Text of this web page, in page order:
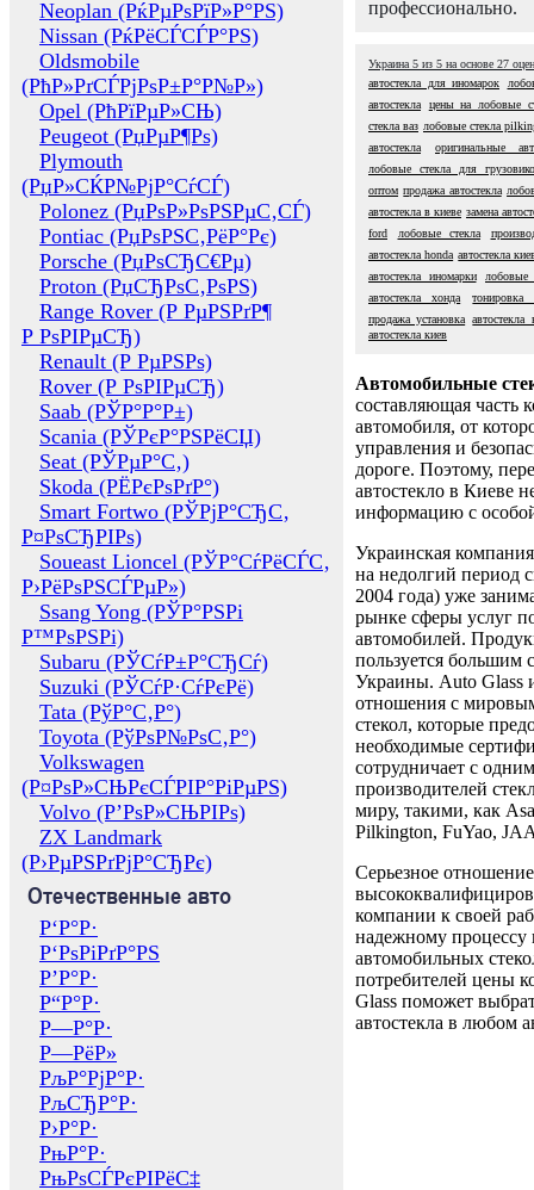
Neoplan (РќРµРѕРїР»Р°РЅ)
Nissan (РќРёСЃСЃР°РЅ)
Oldsmobile
(РћР»РґСЃРјРѕР±Р°Р№Р»)
Opel (РћРїРµР»СЊ)
Peugeot (РџРµР¶Рѕ)
Plymouth
(РџР»СЌР№РјР°СѓСЃ)
Polonez (РџРѕР»РѕРЅРµС‚СЃ)
Pontiac (РџРѕРЅС‚РёР°Рє)
Porsche (РџРѕСЂС€Рµ)
Proton (РџСЂРѕС‚РѕРЅ)
Range Rover (Р РµРЅРґР¶
Р РѕРІРµСЂ)
Renault (Р РµРЅРѕ)
Rover (Р РѕРІРµСЂ)
Saab (РЎР°Р°Р±)
Scania (РЎРєР°РЅРёСЏ)
Seat (РЎРµР°С‚)
Skoda (РЁРєРѕРґР°)
Smart Fortwo (РЎРјР°СЂС‚
Р¤РѕСЂРІРѕ)
Soueast Lioncel (РЎР°СѓРёСЃС‚
Р›РёРѕРЅСЃРµР»)
Ssang Yong (РЎР°РЅРі
Р™РѕРЅРі)
Subaru (РЎСѓР±Р°СЂСѓ)
Suzuki (РЎСѓР·СѓРєРё)
Tata (РўР°С‚Р°)
Toyota (РўРѕР№РѕС‚Р°)
Volkswagen
(Р¤РѕР»СЊРєСЃРІР°РіРµРЅ)
Volvo (Р’РѕР»СЊРІРѕ)
ZX Landmark
(Р›РµРЅРґРјР°СЂРє)
Отечественные авто
Р‘Р°Р·
Р‘РѕРіРґР°РЅ
Р’Р°Р·
Р“Р°Р·
Р—Р°Р·
Р—РёР»
РљР°РјР°Р·
РљСЂР°Р·
Р›Р°Р·
РњР°Р·
РњРѕСЃРєРІРёС‡
профессионально.
Украина 5 из 5 на основе 27
автостекла для иномарок
автостекла
цены на лобовые
стекла ваз лобовые стекла
автостекла
оригинальные
лобовые стекла для
оптом продажа автостекла
автостекла в киеве замена
ford
лобовые стекла
автостекла honda автостекла
автостекла иномарки
лобовые
автостекла хонда
тонировка
продажа установка автостекла
автостекла киев
Автомобильные
составляющая часть
автомобиля, от
управления и
дороге. Поэтому,
автостекло в Киеве
информацию с
Украинская
на недолгий период
2004 года) уже
рынке сферы услуг
автомобилей.
пользуется большим
Украины. Auto Glass
отношения с
стекол, которые
необходимые
сотрудничает с
производителей
миру, такими, как
Pilkington, FuYao,
Серьезное отношение
компании к своей
надежному процессу
автомобильных
потребителей цены
Glass поможет
автостекла в любом